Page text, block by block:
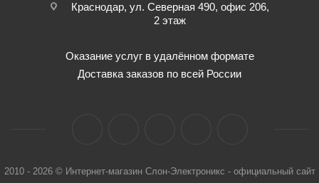
Краснодар, ул. Северная 490, офис 206,
2 этаж
Оказание услуг в удалённом формате
Доставка заказов по всей России
2010 - 2026 © Интернет-магазин Слон-Электроникс - официальный сайт